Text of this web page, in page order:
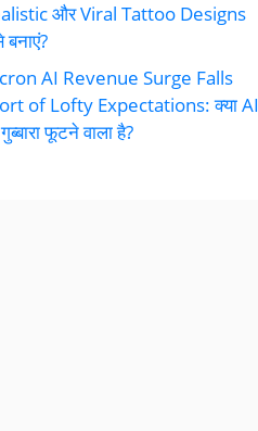
और Viral Tattoo Designs
AI Revenue Surge Falls
of Lofty Expectations: क्या AI
फूटने वाला है?